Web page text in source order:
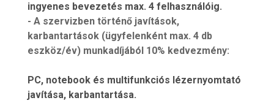
ingyenes bevezetés max. 4 felhasználóig.
- A szervizben történő javítások,
karbantartások (ügyfelenként max. 4 db
eszköz/év) munkadíjából 10% kedvezmény:
PC, notebook és multifunkciós lézernyomtató
javítása, karbantartása.